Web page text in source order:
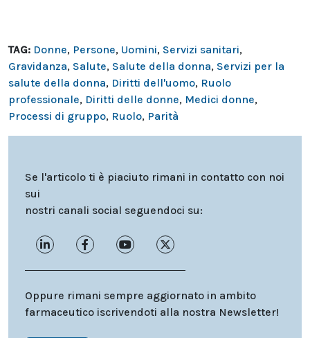
TAG: Donne, Persone, Uomini, Servizi sanitari,
Gravidanza, Salute, Salute della donna, Servizi per la
salute della donna, Diritti dell'uomo, Ruolo
professionale, Diritti delle donne, Medici donne,
Processi di gruppo, Ruolo, Parità
Se l'articolo ti è piaciuto rimani in contatto con noi
sui
nostri canali social seguendoci su:
Oppure rimani sempre aggiornato in ambito
farmaceutico iscrivendoti alla nostra Newsletter!